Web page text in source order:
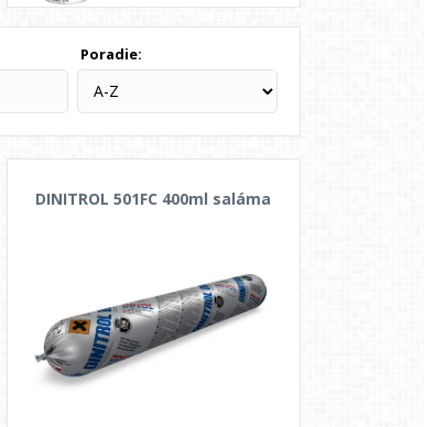
Poradie:
DINITROL 501FC 400ml saláma